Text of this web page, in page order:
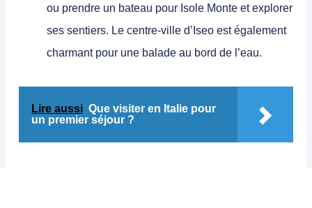
ou prendre un bateau pour Isole Monte et explorer
ses sentiers. Le centre-ville d’Iseo est également
charmant pour une balade au bord de l’eau.
Lire aussi Que visiter en Italie pour
un premier séjour ?